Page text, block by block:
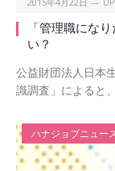
「管理職にな
い？
公益財団法人日
識調査」によると
ハナジョブニュー